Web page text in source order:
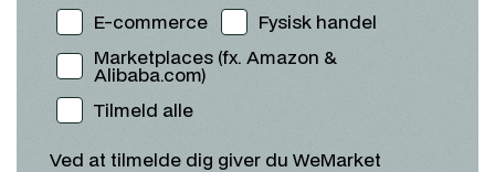
E-commerce
Fysisk handel
Marketplaces (fx. Amazon &
Alibaba.com)
Tilmeld alle
Ved at tilmelde dig giver du WeMarket